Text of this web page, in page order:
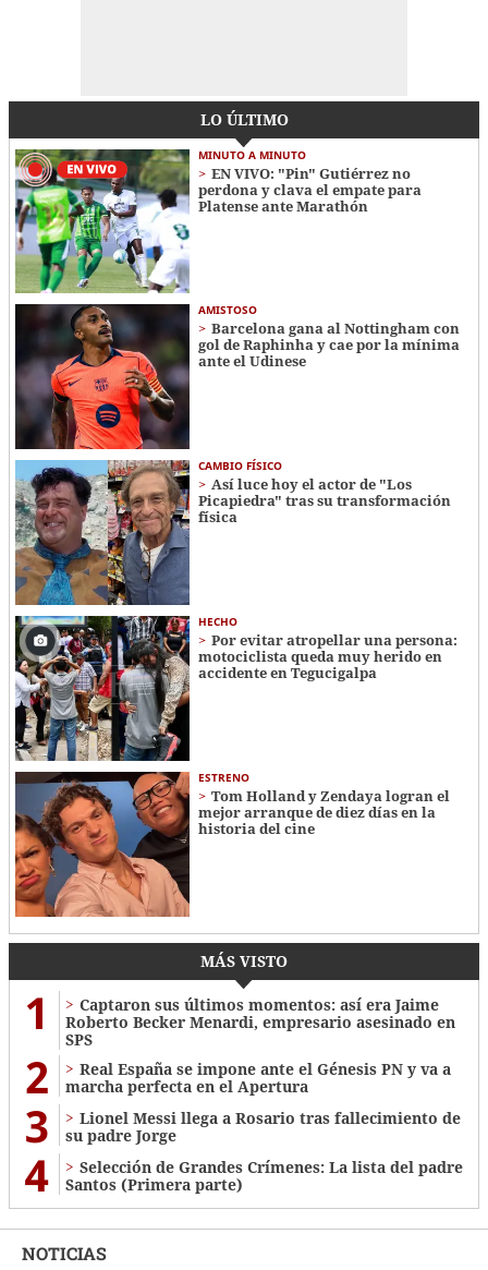
LO ÚLTIMO
MINUTO A MINUTO
EN VIVO: "Pin" Gutiérrez no
perdona y clava el empate para
Platense ante Marathón
AMISTOSO
Barcelona gana al Nottingham con
gol de Raphinha y cae por la mínima
ante el Udinese
CAMBIO FÍSICO
Así luce hoy el actor de "Los
Picapiedra" tras su transformación
física
HECHO
Por evitar atropellar una persona:
motociclista queda muy herido en
accidente en Tegucigalpa
ESTRENO
Tom Holland y Zendaya logran el
mejor arranque de diez días en la
historia del cine
MÁS VISTO
1
Captaron sus últimos momentos: así era Jaime
Roberto Becker Menardi​​​, empresario asesinado en
SPS
2
Real España se impone ante el Génesis PN y va a
marcha perfecta en el Apertura
3
Lionel Messi llega a Rosario tras fallecimiento de
su padre Jorge
4
Selección de Grandes Crímenes: La lista del padre
Santos (Primera parte)
NOTICIAS